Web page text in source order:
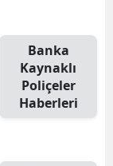
Banka
Kaynaklı
Poliçeler
Haberleri